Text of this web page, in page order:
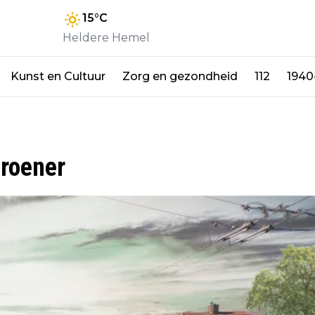
15°C
Heldere Hemel
Kunst en Cultuur Zorg en gezondheid 112